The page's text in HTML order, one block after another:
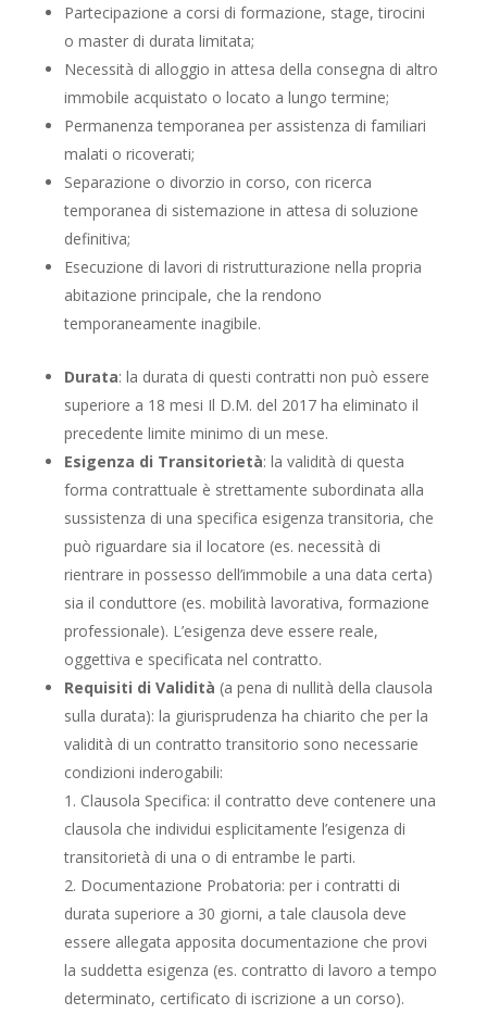
Partecipazione a corsi di formazione, stage, tirocini
o master di durata limitata;
Necessità di alloggio in attesa della consegna di altro
immobile acquistato o locato a lungo termine;
Permanenza temporanea per assistenza di familiari
malati o ricoverati;
Separazione o divorzio in corso, con ricerca
temporanea di sistemazione in attesa di soluzione
definitiva;
Esecuzione di lavori di ristrutturazione nella propria
abitazione principale, che la rendono
temporaneamente inagibile.
Durata: la durata di questi contratti non può essere
superiore a 18 mesi Il D.M. del 2017 ha eliminato il
precedente limite minimo di un mese.
Esigenza di Transitorietà: la validità di questa
forma contrattuale è strettamente subordinata alla
sussistenza di una specifica esigenza transitoria, che
può riguardare sia il locatore (es. necessità di
rientrare in possesso dell’immobile a una data certa)
sia il conduttore (es. mobilità lavorativa, formazione
professionale). L’esigenza deve essere reale,
oggettiva e specificata nel contratto.
Requisiti di Validità (a pena di nullità della clausola
sulla durata): la giurisprudenza ha chiarito che per la
validità di un contratto transitorio sono necessarie
condizioni inderogabili:
Clausola Specifica: il contratto deve contenere una
clausola che individui esplicitamente l’esigenza di
transitorietà di una o di entrambe le parti.
Documentazione Probatoria: per i contratti di
durata superiore a 30 giorni, a tale clausola deve
essere allegata apposita documentazione che provi
la suddetta esigenza (es. contratto di lavoro a tempo
determinato, certificato di iscrizione a un corso).